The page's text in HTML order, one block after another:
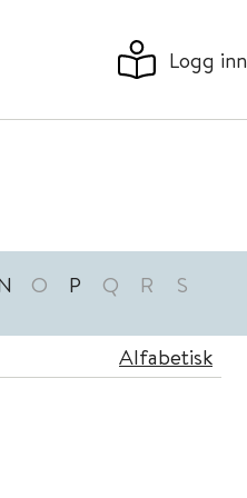
Logg inn
O P Q R S
Alfabetisk